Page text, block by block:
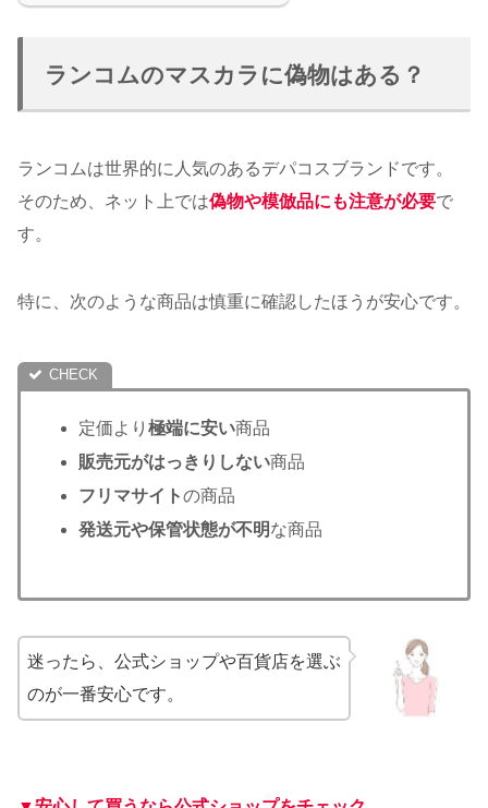
ランコムのマスカラに偽物はある？
ランコムは世界的に人気のあるデパコスブランドです。
そのため、ネット上では偽物や模倣品にも注意が必要で
す。
特に、次のような商品は慎重に確認したほうが安心です。
定価より極端に安い商品
販売元がはっきりしない商品
フリマサイトの商品
発送元や保管状態が不明な商品
迷ったら、公式ショップや百貨店を選ぶ
のが一番安心です。